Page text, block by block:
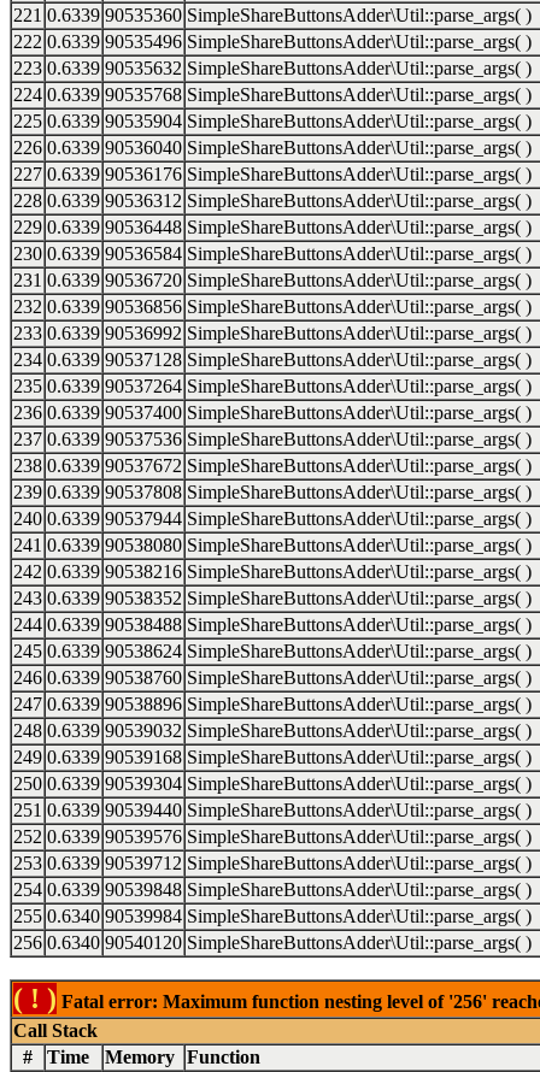
221 0.6339 90535360 SimpleShareButtonsAdder\Util::parse_args( )
222 0.6339 90535496 SimpleShareButtonsAdder\Util::parse_args( )
223 0.6339 90535632 SimpleShareButtonsAdder\Util::parse_args( )
224 0.6339 90535768 SimpleShareButtonsAdder\Util::parse_args( )
225 0.6339 90535904 SimpleShareButtonsAdder\Util::parse_args( )
226 0.6339 90536040 SimpleShareButtonsAdder\Util::parse_args( )
227 0.6339 90536176 SimpleShareButtonsAdder\Util::parse_args( )
228 0.6339 90536312 SimpleShareButtonsAdder\Util::parse_args( )
229 0.6339 90536448 SimpleShareButtonsAdder\Util::parse_args( )
230 0.6339 90536584 SimpleShareButtonsAdder\Util::parse_args( )
231 0.6339 90536720 SimpleShareButtonsAdder\Util::parse_args( )
232 0.6339 90536856 SimpleShareButtonsAdder\Util::parse_args( )
233 0.6339 90536992 SimpleShareButtonsAdder\Util::parse_args( )
234 0.6339 90537128 SimpleShareButtonsAdder\Util::parse_args( )
235 0.6339 90537264 SimpleShareButtonsAdder\Util::parse_args( )
236 0.6339 90537400 SimpleShareButtonsAdder\Util::parse_args( )
237 0.6339 90537536 SimpleShareButtonsAdder\Util::parse_args( )
238 0.6339 90537672 SimpleShareButtonsAdder\Util::parse_args( )
239 0.6339 90537808 SimpleShareButtonsAdder\Util::parse_args( )
240 0.6339 90537944 SimpleShareButtonsAdder\Util::parse_args( )
241 0.6339 90538080 SimpleShareButtonsAdder\Util::parse_args( )
242 0.6339 90538216 SimpleShareButtonsAdder\Util::parse_args( )
243 0.6339 90538352 SimpleShareButtonsAdder\Util::parse_args( )
244 0.6339 90538488 SimpleShareButtonsAdder\Util::parse_args( )
245 0.6339 90538624 SimpleShareButtonsAdder\Util::parse_args( )
246 0.6339 90538760 SimpleShareButtonsAdder\Util::parse_args( )
247 0.6339 90538896 SimpleShareButtonsAdder\Util::parse_args( )
248 0.6339 90539032 SimpleShareButtonsAdder\Util::parse_args( )
249 0.6339 90539168 SimpleShareButtonsAdder\Util::parse_args( )
250 0.6339 90539304 SimpleShareButtonsAdder\Util::parse_args( )
251 0.6339 90539440 SimpleShareButtonsAdder\Util::parse_args( )
252 0.6339 90539576 SimpleShareButtonsAdder\Util::parse_args( )
253 0.6339 90539712 SimpleShareButtonsAdder\Util::parse_args( )
254 0.6339 90539848 SimpleShareButtonsAdder\Util::parse_args( )
255 0.6340 90539984 SimpleShareButtonsAdder\Util::parse_args( )
256 0.6340 90540120 SimpleShareButtonsAdder\Util::parse_args( )
( ! ) Fatal error: Maximum function nesting level of '256'
Call Stack
#
Time Memory Function